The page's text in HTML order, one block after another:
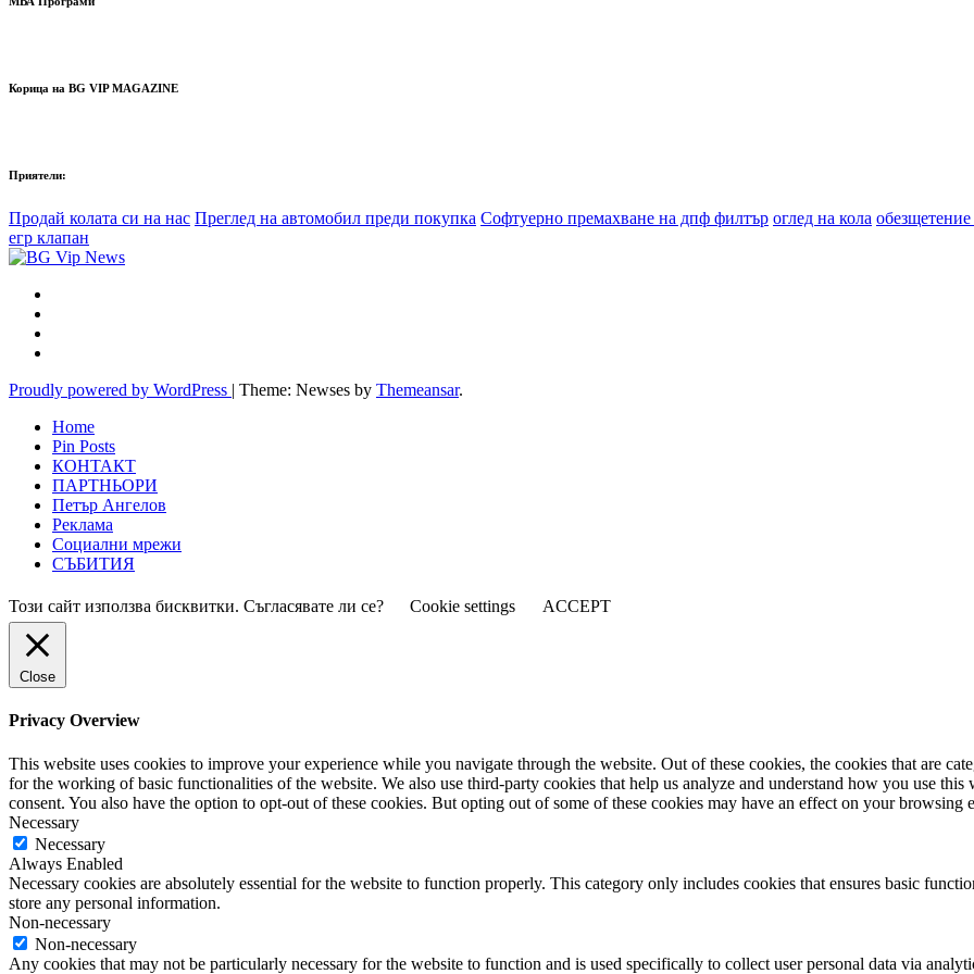
Корица на BG VIP MAGAZINE
Приятели:
Продай колата си на нас Преглед на автомобил преди покупка Софтуерно премахване на дпф филтър оглед на кола
егр клапан
Proudly powered by WordPress | Theme: Newses by Themeansar.
Home
Pin Posts
КОНТАКТ
ПАРТНЬОРИ
Петър Ангелов
Реклама
Социални мрежи
СЪБИТИЯ
Този сайт използва бисквитки. Съгласявате ли се? Cookie settings ACCEPT
Close
Privacy Overview
This website uses cookies to improve your experience while you navigate through the website. Out of these cookies, the cookies that are
for the working of basic functionalities of the website. We also use third-party cookies that help us analyze and understand how you use
consent. You also have the option to opt-out of these cookies. But opting out of some of these cookies may have an effect on your browsing
Necessary
Necessary
Always Enabled
Necessary cookies are absolutely essential for the website to function properly. This category only includes cookies that ensures basic
store any personal information.
Non-necessary
Non-necessary
Any cookies that may not be particularly necessary for the website to function and is used specifically to collect user personal data via